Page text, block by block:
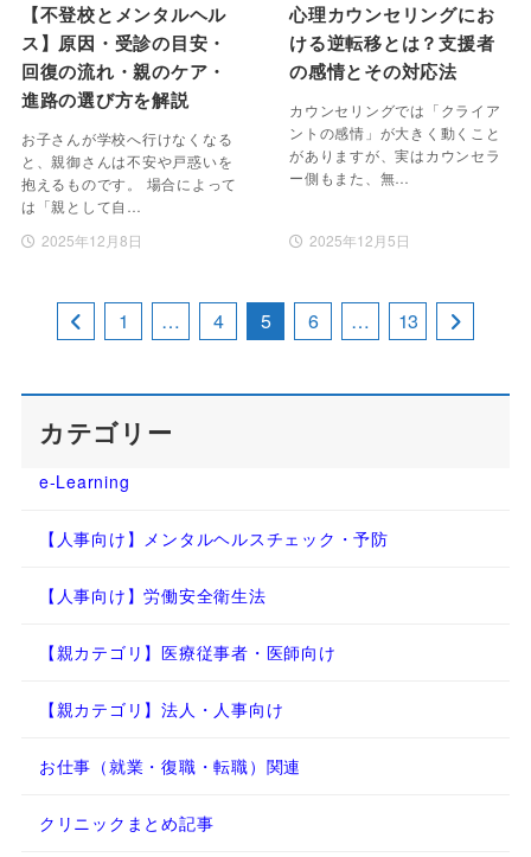
【不登校とメンタルヘル
ス】原因・受診の目安・
回復の流れ・親のケア・
進路の選び方を解説
お子さんが学校へ行けなくなる
と、親御さんは不安や戸惑いを
抱えるものです。 場合によって
は「親として自…
2025年12月8日
心理カウンセリングにお
ける逆転移とは？支援者
の感情とその対応法
カウンセリングでは「クライア
ントの感情」が大きく動くこと
がありますが、実はカウンセラ
ー側もまた、無…
2025年12月5日
1 … 4 5 6 … 13
カテゴリー
e-Learning
【人事向け】メンタルヘルスチェック・予防
【人事向け】労働安全衛生法
【親カテゴリ】医療従事者・医師向け
【親カテゴリ】法人・人事向け
お仕事（就業・復職・転職）関連
クリニックまとめ記事